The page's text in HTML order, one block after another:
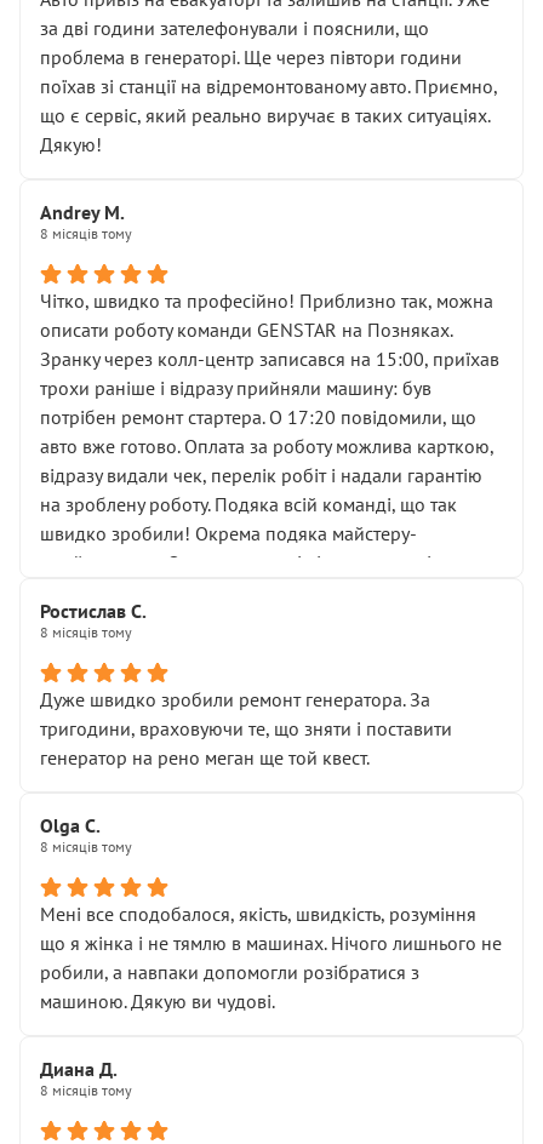
чіткого пояснення
( ну все зняли та доробили) дякую!
Окремий момент, який виглядає абсурдно:
мені заявили, що бачок гальмівної рідини потрібно
міняти разом із головним гальмівним циліндром у
Для людини, яка хоча б трохи розуміється на техніці,
це звучить як мінімум непрофесійно, а як максимум —
спроба продати дорогий вузол замість елементарних
ущільнювачів.
Що прикро — це не перший мій візит. Раніше міняв у
вас стартер, і тоді сервіс наче справив хороше
враження. Але згодом знайшов декілька гайок під
лобовим склом. Мені пояснили, що це “старі гайки, які
відкручували”, і попросили не хвилюватися. ( надіюсь
новий власник, не застяг в полі))
Але після нинішнього візиту такі дрібниці вже не
здаються дрібницями.
Я — клієнт, який працює на довірі, і саме її цей сервіс
Хотілося б більше:
• належної уваги до авто
• прозорості в роботах і рахунках
• реальної діагностики, а не формального
“подивились і поїхав”
На жаль, складається враження, що сервіс працює не
Стосовно комунікації - все добре
за дві години зателефонували і пояснили, що
проблема в генераторі. Ще через півтори години
поїхав зі станції на відремонтованому авто. Приємно,
що є сервіс, який реально виручає в таких ситуаціях.
Дякую!
Andrey M.
8 місяців тому
Чітко, швидко та професійно! Приблизно так, можна
описати роботу команди GENSTAR на Позняках.
Зранку через колл-центр записався на 15:00, приїхав
трохи раніше і відразу прийняли машину: був
потрібен ремонт стартера. О 17:20 повідомили, що
авто вже готово. Оплата за роботу можлива карткою,
відразу видали чек, перелік робіт і надали гарантію
на зроблену роботу. Подяка всій команді, що так
швидко зробили! Окрема подяка майстеру-
приймальнику Олександру: всі чітко та по суті.
звертатися до цього автосервісу.
Ростислав С.
8 місяців тому
Дуже швидко зробили ремонт генератора. За
тригодини, враховуючи те, що зняти і поставити
генератор на рено меган ще той квест.
Olga С.
8 місяців тому
Мені все сподобалося, якість, швидкість, розуміння
що я жінка і не тямлю в машинах. Нічого лишнього не
робили, а навпаки допомогли розібратися з
машиною. Дякую ви чудові.
Диана Д.
8 місяців тому